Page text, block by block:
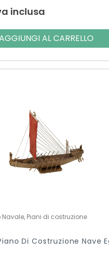
inclusa
AL CARRELLO
Piani di costruzione
Di Costruzione Nave